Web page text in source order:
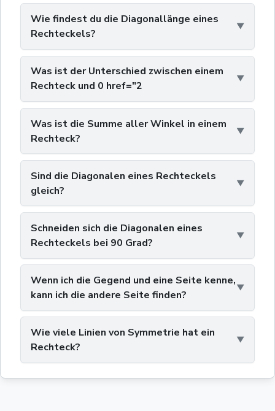
Wie findest du die Diagonallänge eines
Rechteckels?
Was ist der Unterschied zwischen einem
Rechteck und 0 href="2
Was ist die Summe aller Winkel in einem
Rechteck?
Sind die Diagonalen eines Rechteckels
gleich?
Schneiden sich die Diagonalen eines
Rechteckels bei 90 Grad?
Wenn ich die Gegend und eine Seite kenne,
kann ich die andere Seite finden?
Wie viele Linien von Symmetrie hat ein
Rechteck?